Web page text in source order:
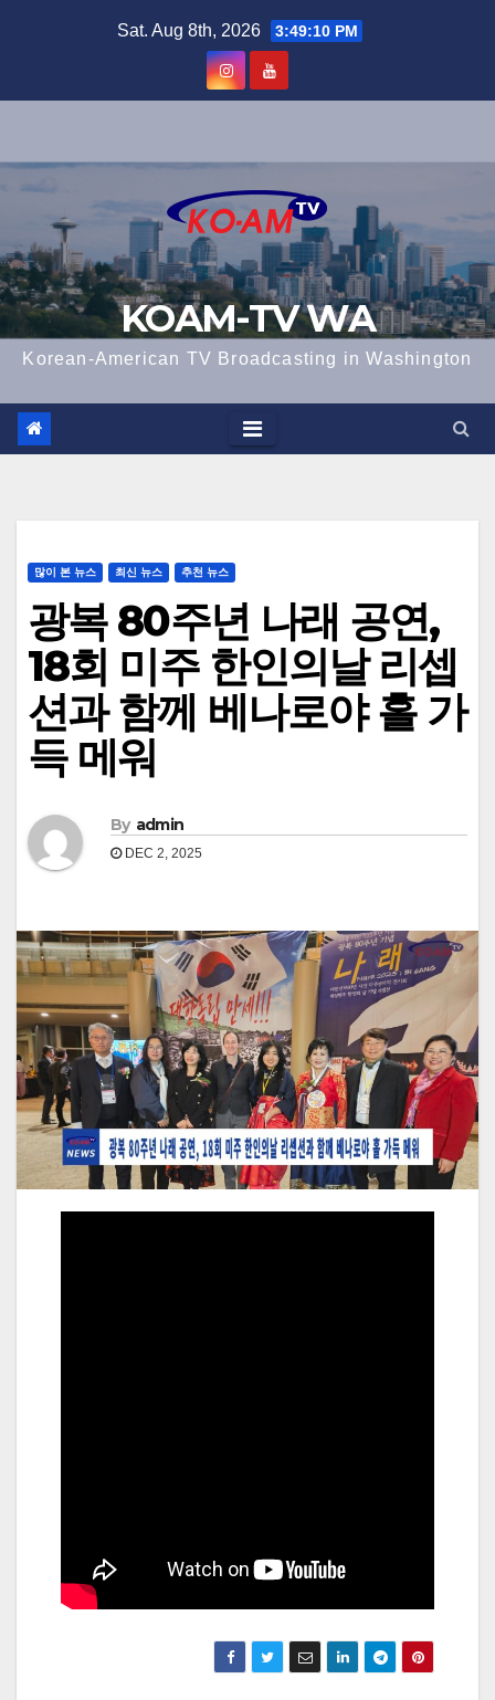
Sat. Aug 8th, 2026 3:49:11 PM
KOAM-TV WA
Korean-American TV Broadcasting in Washington
많이 본 뉴스 최신 뉴스 추천 뉴스
광복 80주년 나래 공연,
18회 미주 한인의날 리셉
션과 함께 베나로야 홀 가
득 메워
By admin
DEC 2, 2025